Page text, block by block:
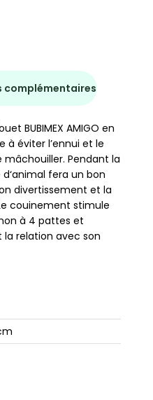
complémentaires
BUBIMEX AMIGO en
à éviter l’ennui et le
Pendant la
fera un bon
divertissement et la
couinement stimule
à 4 pattes et
relation avec son